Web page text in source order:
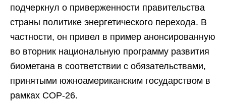
подчеркнул о приверженности правительства
страны политике энергетического перехода. В
частности, он привел в пример анонсированную
во вторник национальную программу развития
биометана в соответствии с обязательствами,
принятыми южноамериканским государством в
рамках COP-26.